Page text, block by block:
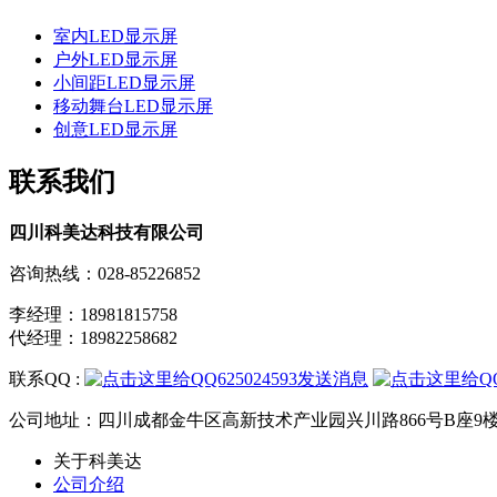
室内LED显示屏
户外LED显示屏
小间距LED显示屏
移动舞台LED显示屏
创意LED显示屏
联系我们
四川科美达科技有限公司
咨询热线：028-85226852
李经理：18981815758
代经理：18982258682
联系QQ :
公司地址：四川成都金牛区高新技术产业园兴川路866号B座9
关于科美达
公司介绍